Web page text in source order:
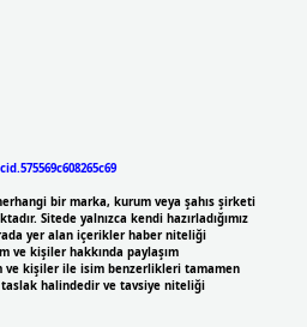
bir marka, kurum veya şahıs şirketi
Sitede yalnızca kendi hazırladığımız
yer alan içerikler haber niteliği
ve kişiler hakkında paylaşım
ve kişiler ile isim benzerlikleri tamamen
halindedir ve tavsiye niteliği